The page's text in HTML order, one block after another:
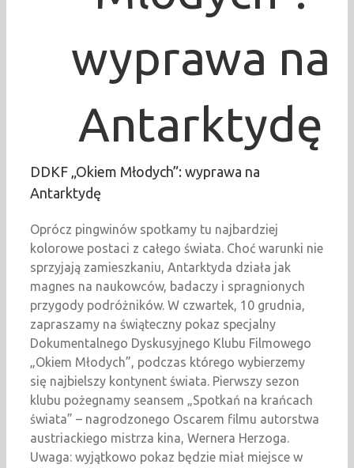
wyprawa na
Antarktydę
DDKF „Okiem Młodych”: wyprawa na
Antarktydę
Oprócz pingwinów spotkamy tu najbardziej
kolorowe postaci z całego świata. Choć warunki nie
sprzyjają zamieszkaniu, Antarktyda działa jak
magnes na naukowców, badaczy i spragnionych
przygody podróżników. W czwartek, 10 grudnia,
zapraszamy na świąteczny pokaz specjalny
Dokumentalnego Dyskusyjnego Klubu Filmowego
„Okiem Młodych”, podczas którego wybierzemy
się najbielszy kontynent świata. Pierwszy sezon
klubu pożegnamy seansem „Spotkań na krańcach
świata” – nagrodzonego Oscarem filmu autorstwa
austriackiego mistrza kina, Wernera Herzoga.
Uwaga: wyjątkowo pokaz będzie miał miejsce w